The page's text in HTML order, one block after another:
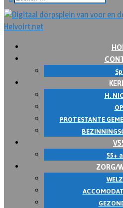
H.
PROTESTANTE
55+
ZORG/